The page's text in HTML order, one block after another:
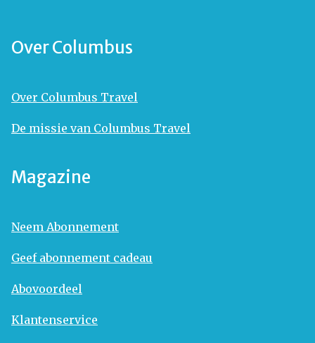
Over Columbus
Over Columbus Travel
De missie van Columbus Travel
Magazine
Neem Abonnement
Geef abonnement cadeau
Abovoordeel
Klantenservice